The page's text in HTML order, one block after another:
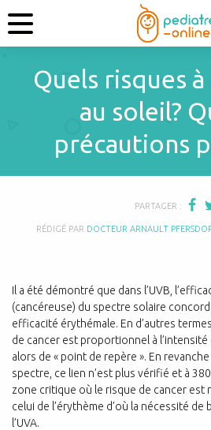
Quels risques à
au soleil?
précautions
PARTAGER :
RÉDIGÉ PAR DOCTEUR ARNAULT
Il a été démontré que dans l’UVB,
(cancéreuse) du spectre solaire
efficacité érythémale. En d’autres
de cancer est proportionnel à l’intensité
alors de « point de repère ». En
spectre, ce lien n’est plus vérifié et à
zone critique où le risque de cancer est
celui de l’érythème d’où la nécessité
l’UVA.